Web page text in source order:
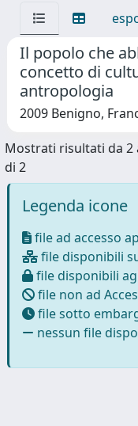
Il popolo che
concetto di
antropologia
2009 Benigno,
Mostrati risultati da 2
di 2
Legenda icone
file ad accesso
file disponibili
file disponibili
file non ad
file sotto
nessun file